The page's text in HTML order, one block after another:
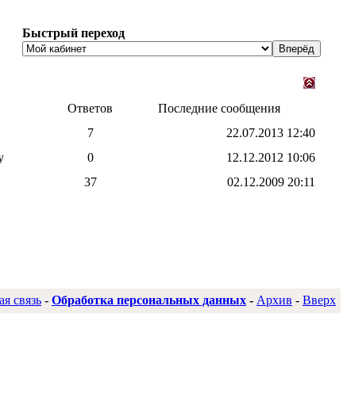
Быстрый переход
Ответов
Последние сообщения
7 22.07.2013 12:40
0 12.12.2012 10:06
37 02.12.2009 20:11
связь - Обработка персональных данных - Архив - Вверх